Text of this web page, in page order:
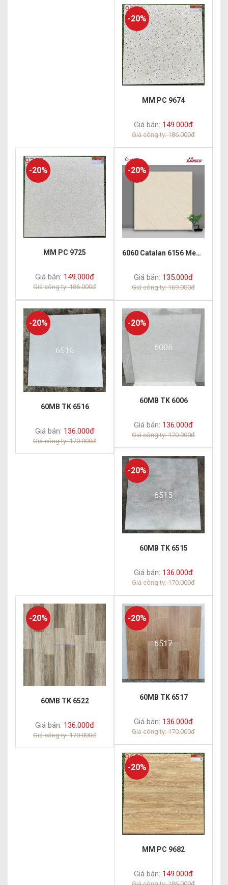
-20%
MM PC 9674
Giá bán: 149.000đ
Giá công ty: 186.000đ
-20%
MM PC 9725
Giá bán: 149.000đ
Giá công ty: 186.000đ
-20%
6060 Catalan 6156 Men Mờ
Giá bán: 135.000đ
Giá công ty: 169.000đ
-20%
60MB TK 6516
Giá bán: 136.000đ
Giá công ty: 170.000đ
-20%
60MB TK 6006
Giá bán: 136.000đ
Giá công ty: 170.000đ
-20%
60MB TK 6515
Giá bán: 136.000đ
Giá công ty: 170.000đ
-20%
60MB TK 6522
Giá bán: 136.000đ
Giá công ty: 170.000đ
-20%
60MB TK 6517
Giá bán: 136.000đ
Giá công ty: 170.000đ
-20%
MM PC 9682
Giá bán: 149.000đ